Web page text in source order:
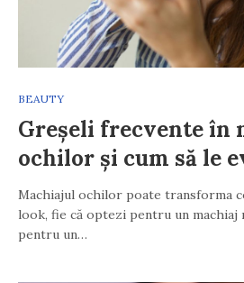
BEAUTY
Greșeli frecvente în
ochilor și cum să le
Machiajul ochilor poate transforma
look, fie că optezi pentru un machiaj
pentru un…